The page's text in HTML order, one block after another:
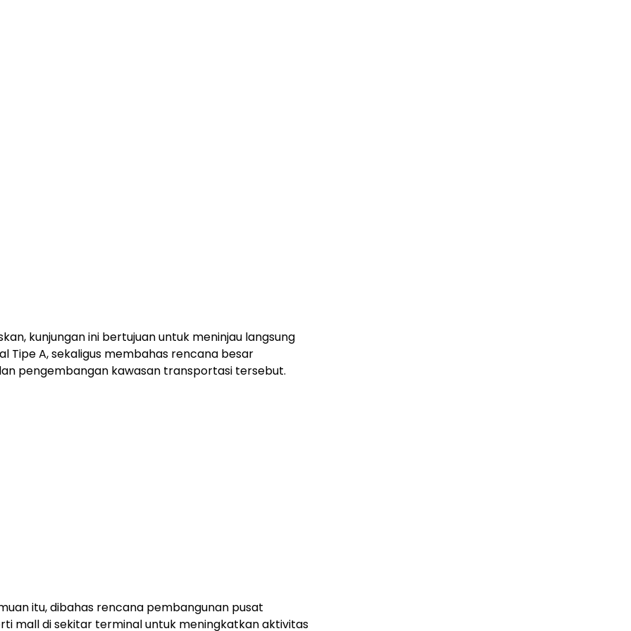
kunjungan ini bertujuan untuk meninjau langsung
Tipe A, sekaligus membahas rencana besar
pengembangan kawasan transportasi tersebut.
itu, dibahas rencana pembangunan pusat
mall di sekitar terminal untuk meningkatkan aktivitas